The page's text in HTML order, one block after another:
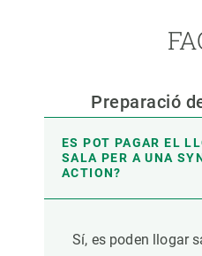
Preparació
ES POT PAGAR EL
SALA PER A UNA
ACTION?
Sí, es poden llogar